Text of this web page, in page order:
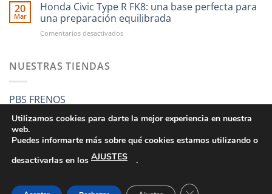
nunca
de
entender
cambio
i30
setup
completo
20
Mar
Honda Civic Type R FK8: una base perfecta para
una preparación equilibrada
Comentarios desactivadosen
base
perfecta
preparación
equilibrada
NUESTRAS TIENDAS
PBS FRENOS
SUS DATOS SEGUROS
Utilizamos cookies para darte la mejor experiencia en nuestra
web.
Puedes informarte más sobre qué cookies estamos utilizando o
desactivarlas en los AJUSTES .